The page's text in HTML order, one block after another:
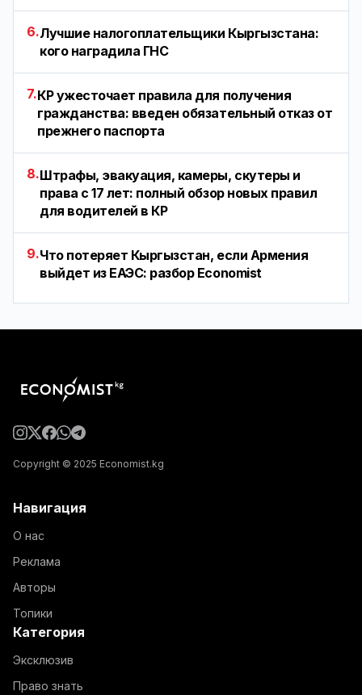
6.Лучшие налогоплательщики Кыргызстана:
кого наградила ГНС
7.КР ужесточает правила для получения
гражданства: введен обязательный отказ от
прежнего паспорта
8.Штрафы, эвакуация, камеры, скутеры и
права с 17 лет: полный обзор новых правил
для водителей в КР
9.Что потеряет Кыргызстан, если Армения
выйдет из ЕАЭС: разбор Economist
Copyright © 2025 Economist.kg
Навигация
О нас
Реклама
Авторы
Топики
Категория
Эксклюзив
Право знать